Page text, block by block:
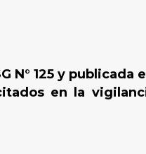
125 y publicada
en la